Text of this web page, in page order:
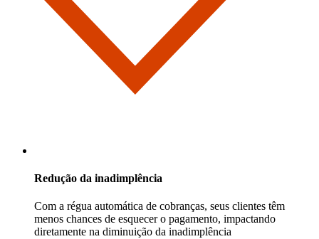
Redução da inadimplência
Com a régua automática de cobranças, seus clientes têm
menos chances de esquecer o pagamento, impactando
diretamente na diminuição da inadimplência